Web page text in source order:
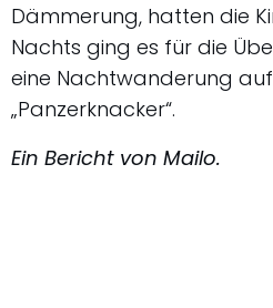
Dämmerung, hatten die
Nachts ging es für die
eine Nachtwanderung
„Panzerknacker“.
Ein Bericht von Mailo.